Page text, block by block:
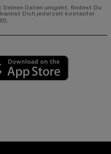
Daten umgeht, findest Du
Dich jederzeit kostenfei